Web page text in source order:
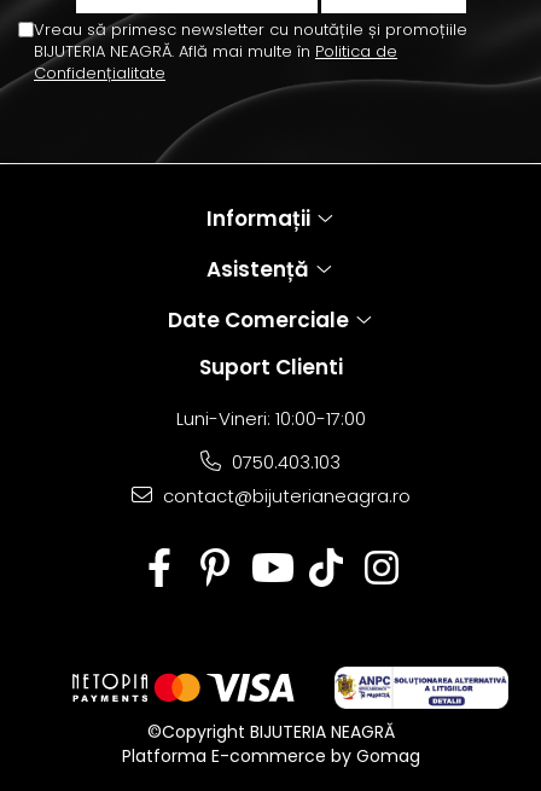
Vreau să primesc newsletter cu noutățile și promoțiile
BIJUTERIA NEAGRĂ. Află mai multe în Politica de
Confidențialitate
Informații
Asistență
Date Comerciale
Suport Clienti
Luni-Vineri: 10:00-17:00
0750.403.103
contact@bijuterianeagra.ro
©Copyright BIJUTERIA NEAGRĂ
Platforma E-commerce by Gomag